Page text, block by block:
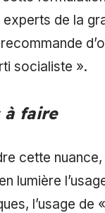
de la
socialiste ».
faire
cette
lumière
l’usage